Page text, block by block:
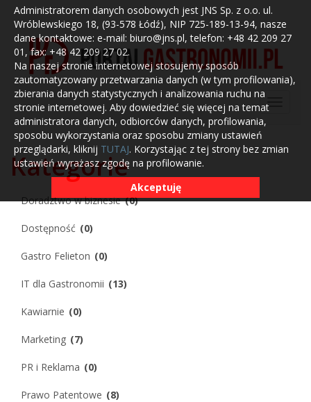
Administratorem danych osobowych jest JNS Sp. z o.o. ul.
Wróblewskiego 18, (93-578 Łódź), NIP 725-189-13-94, nasze
dane kontaktowe: e-mail: biuro@jns.pl, telefon: +48 42 209 27
01, fax: +48 42 209 27 02.
Na naszej stronie internetowej stosujemy sposób
zautomatyzowany przetwarzania danych (w tym profilowania),
zbierania danych statystycznych i analizowania ruchu na
stronie internetowej. Aby dowiedzieć się więcej na temat
administratora danych, odbiorców danych, profilowania,
sposobu wykorzystania oraz sposobu zmiany ustawień
przeglądarki, kliknij TUTAJ. Korzystając z tej strony bez zmian
ustawień wyrażasz zgodę na profilowanie.
Akceptuję
Kategorie
Doradztwo w biznesie(0)
Dostępność (0)
Gastro Felieton (0)
IT dla Gastronomii (13)
Kawiarnie (0)
Marketing (7)
PR i Reklama (0)
Prawo Patentowe (8)